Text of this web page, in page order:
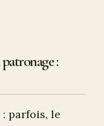
:
: parfois, le